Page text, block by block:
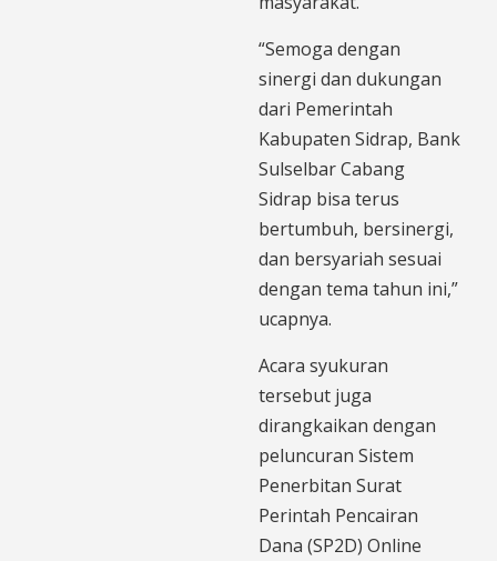
“Semoga dengan
sinergi dan dukungan
dari Pemerintah
Kabupaten Sidrap, Bank
Sulselbar Cabang
Sidrap bisa terus
bertumbuh, bersinergi,
dan bersyariah sesuai
dengan tema tahun ini,”
ucapnya.
Acara syukuran
tersebut juga
dirangkaikan dengan
peluncuran Sistem
Penerbitan Surat
Perintah Pencairan
Dana (SP2D) Online